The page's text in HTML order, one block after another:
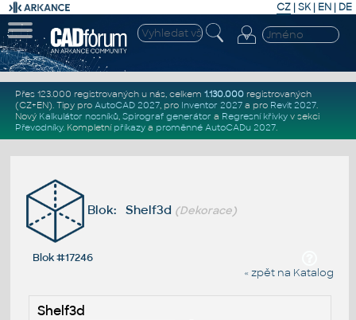
CZ | SK| EN | DE
Přes 123.000 registrovaných u nás, celkem 1.130.000registrovaných
(CZ+EN). Tipy pro AutoCAD 2027, pro Inventor 2027a pro Revit 2027.
Nový Kalkulátor nosníků, Spirograf generátor a Regresní křivkyv sekci
Převodníky. Kompletní příkazya proměnné AutoCADu 2027.
Blok: Shelf3d (Dekorace)
Blok #17246
« zpět na Katalog
Shelf3d